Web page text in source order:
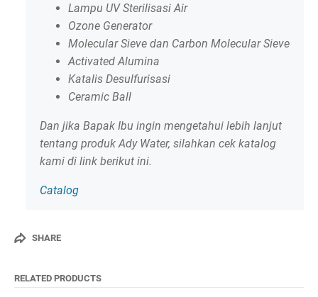
Lampu UV Sterilisasi Air
Ozone Generator
Molecular Sieve dan Carbon Molecular Sieve
Activated Alumina
Katalis Desulfurisasi
Ceramic Ball
Dan jika Bapak Ibu ingin mengetahui lebih lanjut
tentang produk Ady Water, silahkan cek katalog
kami di link berikut ini.
Catalog
SHARE
RELATED PRODUCTS